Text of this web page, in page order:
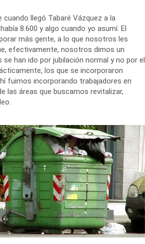
llegó Tabaré Vázquez a la
8.600 y algo cuando yo asumí. El
más gente, a lo que nosotros les
efectivamente, nosotros dimos un
han ido por jubilación normal y no por el
los que se incorporaron
fuimos incorporando trabajadores en
las áreas que buscamos revitalizar,